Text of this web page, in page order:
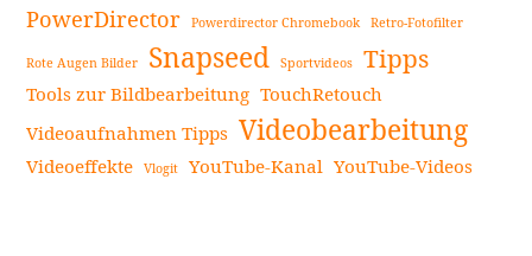
PowerDirector Powerdirector Chromebook Retro-Fotofilter
Rote Augen Bilder Snapseed Sportvideos Tipps
Tools zur Bildbearbeitung TouchRetouch
Videoaufnahmen Tipps Videobearbeitung
Videoeffekte Vlogit YouTube-Kanal YouTube-Videos